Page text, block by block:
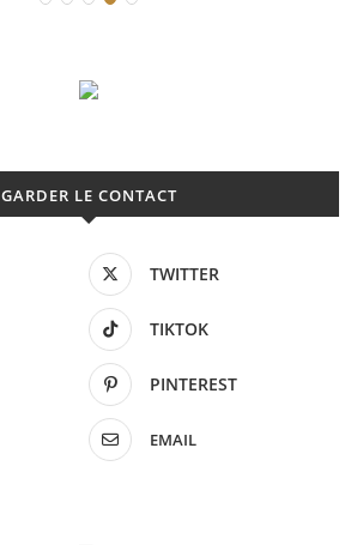
GARDER LE CONTACT
TWITTER
TIKTOK
PINTEREST
EMAIL